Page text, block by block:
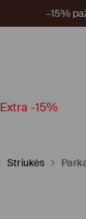
–15%
Extra -15%
Striukės